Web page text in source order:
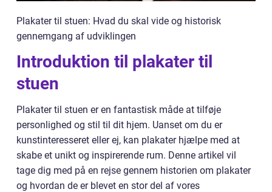
Plakater til stuen: Hvad du skal vide og historisk
gennemgang af udviklingen
Introduktion til plakater til
stuen
Plakater til stuen er en fantastisk måde at tilføje
personlighed og stil til dit hjem. Uanset om du er
kunstinteresseret eller ej, kan plakater hjælpe med at
skabe et unikt og inspirerende rum. Denne artikel vil
tage dig med på en rejse gennem historien om plakater
og hvordan de er blevet en stor del af vores